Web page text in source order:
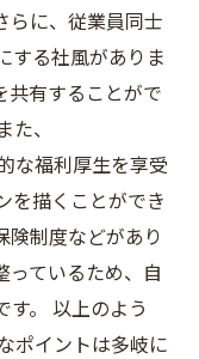
らに、従業員同士
する社風がありま
共有することがで
、
な福利厚生を享受
を描くことができ
険制度などがあり
っているため、自
。 以上のよう
ポイントは多岐に